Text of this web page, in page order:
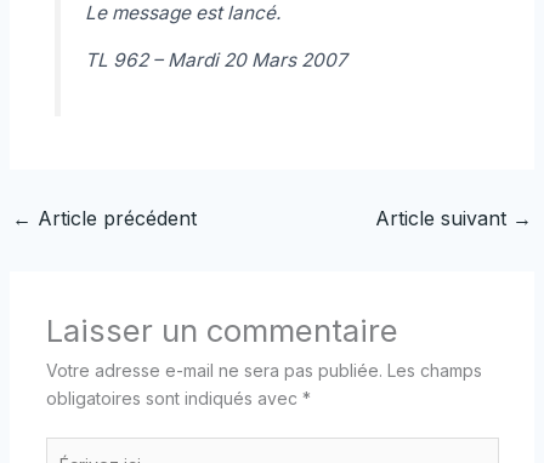
Le message est lancé.
TL 962 – Mardi 20 Mars 2007
← Article précédent Article suivant →
Laisser un commentaire
Votre adresse e-mail ne sera pas publiée. Les champs
obligatoires sont indiqués avec *
Écrivez